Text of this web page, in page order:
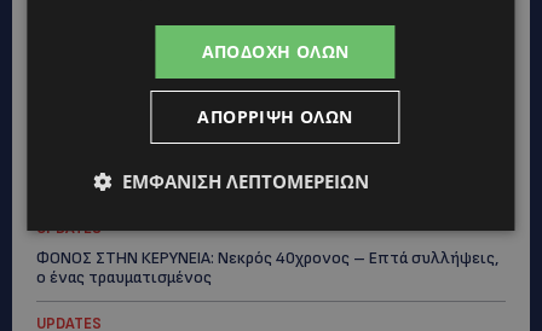
«ENOLA GAY»: Το τραγούδι που κράτησε ζωντανή τη μνήμη
ανθρωπότητα-(Bίντεο)
ενός ιστορικού ξενοδοχείου-Ποιους είδαμε
UPDATES
ΦΟΝΟΣ ΣΤΗΝ ΚΕΡΥΝΕΙΑ: Νεκρός 40χρονος – Επτά συλλήψεις,
ο ένας τραυματισμένος
UPDATES
ΑΠΟΔΟΧΉ ΌΛΩΝ
ΑΠΌΡΡΙΨΗ ΌΛΩΝ
ΕΜΦΆΝΙΣΗ ΛΕΠΤΟΜΕΡΕΙΏΝ